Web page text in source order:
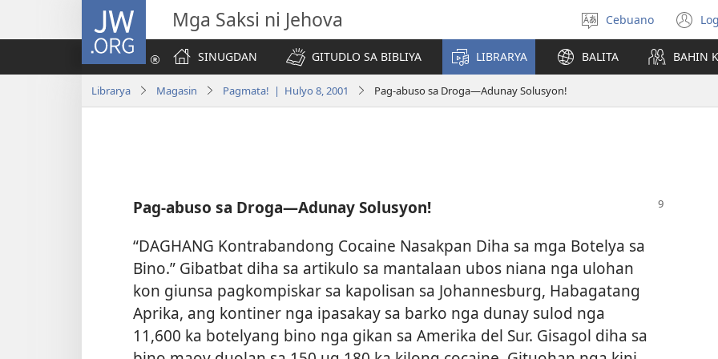
JW.ORG Mga Saksi ni Jehova
Pagpilig
pinulongan
Cebuano
SINUGDAN
GITUDLO SA BIBLIYA LIBRARYA BALITA BAHIN
Librarya Magasin Pagmata! | Hulyo 8, 2001 Pag-abuso sa Droga—Adunay Solusyon!
Pag-abuso sa Droga—Adunay Solusyon!
“DAGHANG Kontrabandong Cocaine Nasakpan Diha sa mga Botelya sa
Bino.” Gibatbat diha sa artikulo sa mantalaan ubos niana nga ulohan
kon giunsa pagkompiskar sa kapolisan sa Johannesburg, Habagatang
Aprika, ang kontiner nga ipasakay sa barko nga dunay sulod nga
11,600 ka botelyang bino nga gikan sa Amerika del Sur. Gisagol diha sa